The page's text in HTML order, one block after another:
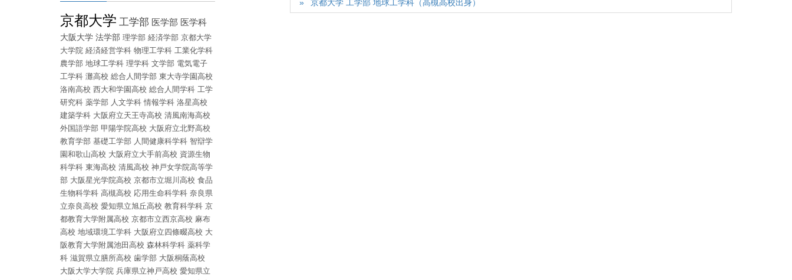
京都大学 工学部 地球工学科（高槻高校出身）
京都大学 工学部 医学部 医学科
大阪大学 法学部 理学部 経済学部 京都大学
大学院 経済経営学科 物理工学科 工業化学科
農学部 地球工学科 理学科 文学部 電気電子
工学科 灘高校 総合人間学部 東大寺学園高校
洛南高校 西大和学園高校 総合人間学科 工学
研究科 薬学部 人文学科 情報学科 洛星高校
建築学科 大阪府立天王寺高校 清風南海高校
外国語学部 甲陽学院高校 大阪府立北野高校
教育学部 基礎工学部 人間健康科学科 智辯学
園和歌山高校 大阪府立大手前高校 資源生物
科学科 東海高校 清風高校 神戸女学院高等学
部 大阪星光学院高校 京都市立堀川高校 食品
生物科学科 高槻高校 応用生命科学科 奈良県
立奈良高校 愛知県立旭丘高校 教育科学科 京
都教育大学附属高校 京都市立西京高校 麻布
高校 地域環境工学科 大阪府立四條畷高校 大
阪教育大学附属池田高校 森林科学科 薬科学
科 滋賀県立膳所高校 歯学部 大阪桐蔭高校
大阪大学大学院 兵庫県立神戸高校 愛知県立